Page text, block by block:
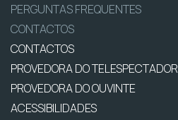
PERGUNTAS FREQUENTES
CONTACTOS
CONTACTOS
PROVEDORA DO TELESPECTADOR
PROVEDORA DO OUVINTE
ACESSIBILIDADES